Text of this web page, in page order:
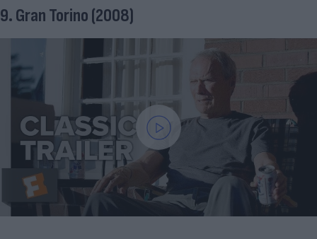
9. Gran Torino (2008)